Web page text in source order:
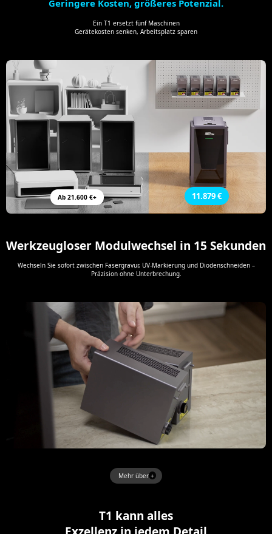
Geringere Kosten, größeres Potenzial.
Ein T1 ersetzt fünf Maschinen
Gerätekosten senken, Arbeitsplatz sparen
Ab 21.600 €+ 11.879 €
Werkzeugloser Modulwechsel in 15 Sekunden
Wechseln Sie sofort zwischen Fasergravur, UV-Markierung und Diodenschneiden –
Präzision ohne Unterbrechung.
Mehr über
T1 kann alles